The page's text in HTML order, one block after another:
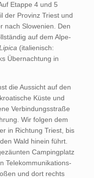
Etappe 4 und 5
der Provinz Triest und
nach Slowenien. Den
auf dem Alpe-
(italienisch:
Übernachtung in
die Aussicht auf den
Küste und
Verbindungsstraße
Wir folgen dem
in Richtung Triest, bis
Wald hinein führt.
Campingplatz
Telekommunikations-
und dort rechts